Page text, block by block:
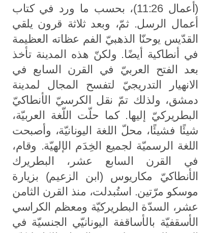
(أعمال 11:26)، بحسب ما ورد في كتاب
أعمال الرسل. ثمّ، وبعد ثلاثة قرون يلقي
القدّيس يوحنّا الذهبيّ الفم عظاته العظيمة
في أنطاكية أيضًا. ولكنّ هذه المدينة تأخذ
بعد الفتح العربيّ في القرن السابع في
الانهيار التدريجيّ لتفسح المجال لمدينة
دمشق، ولذلك تمّ نقل الكرسيّ الأنطاكيّ
البطريركيّ إليها. كما حلّت اللّغة العربيّة،
شيئًا فشيئًا، محلّ اللغة اليونانيّة، وأصبحت
اللغة الرسميّة لجميع الخِدَم الإلهيّة. وقام،
في القرن السابع عشر، البطريرك
الأنطاكيّ مكاريوس (ابن الزعيم) بزيارة
موسكو مرّتين. استُبدلت، منذ القرن الثامن
عشر، السدّة البطريركيّة ومعظم الكراسي
الأسقفيّة بالأساقفة اليونانيّي الجنسيّة في